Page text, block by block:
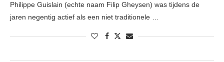
Philippe Guislain (echte naam Filip Gheysen) was tijdens de
jaren negentig actief als een niet traditionele …